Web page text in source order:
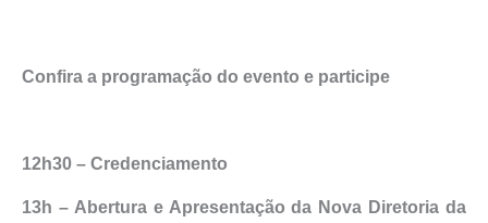
Confira a programação do evento e participe
12h30 – Credenciamento
13h – Abertura e Apresentação da Nova Diretoria da